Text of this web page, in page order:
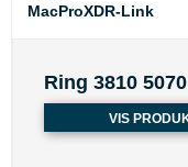
MacProXDR-Link
Ring 3810
VIS